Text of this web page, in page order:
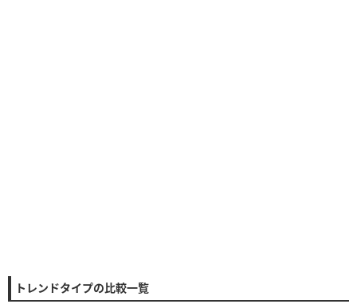
トレンドタイプの比較一覧